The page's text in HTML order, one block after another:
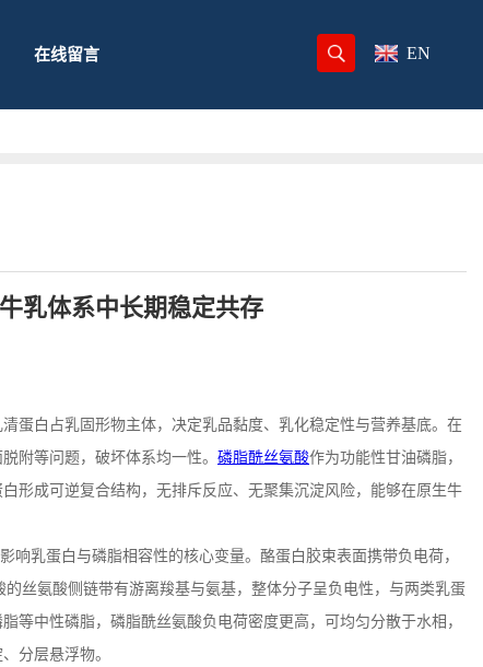
在线留言 EN
乳体系中长期稳定共存
蛋白占乳固形物主体，决定乳品黏度、乳化稳定性与营养基底。在
附等问题，破坏体系均一性。 磷脂酰丝氨酸作为功能性甘油磷脂，
形成可逆复合结构，无排斥反应、无聚集沉淀风险，能够在原生牛
响乳蛋白与磷脂相容性的核心变量。酪蛋白胶束表面携带负电荷，
的丝氨酸侧链带有游离羧基与氨基，整体分子呈负电性，与两类乳蛋
等中性磷脂，磷脂酰丝氨酸负电荷密度更高，可均匀分散于水相，
分层悬浮物。